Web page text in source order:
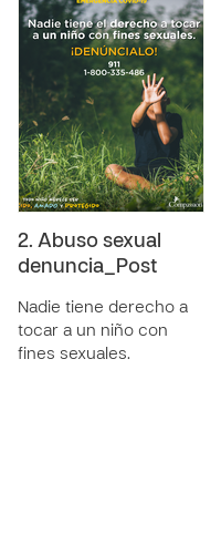
2. Abuso sexual
denuncia_Post
Nadie tiene derecho a
tocar a un niño con
fines sexuales.